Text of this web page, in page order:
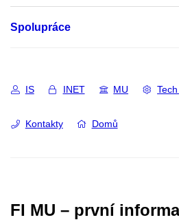
Spolupráce
IS INET MU
Kontakty Domů
FI MU – první